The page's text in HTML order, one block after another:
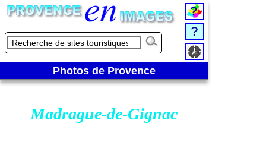
Photos de Provence
Madrague-de-Gignac